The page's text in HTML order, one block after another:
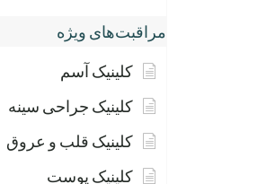
مراقبت‌های ویژه
کلینیک آسم
کلینیک جراحی سینه
کلینیک قلب و عروق
کلینیک پوست